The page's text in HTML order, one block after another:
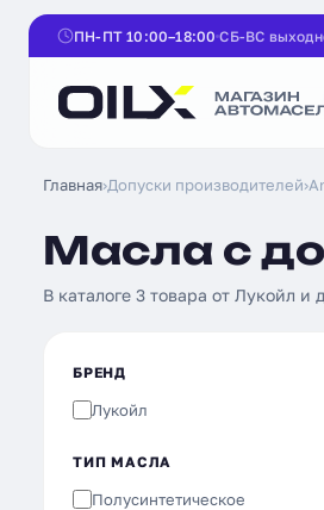
ПН-ПТ 10:00–18:00 СБ-ВС
Главная›Допуски производителей›
Масла с
В каталоге 3 товара от Лукойл
БРЕНД
Лукойл
ТИП МАСЛА
Полусинтетическое